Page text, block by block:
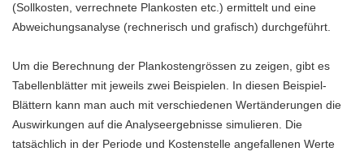
(Sollkosten, verrechnete Plankosten etc.) ermittelt und eine
Abweichungsanalyse (rechnerisch und grafisch) durchgeführt.
Um die Berechnung der Plankostengrössen zu zeigen, gibt es
Tabellenblätter mit jeweils zwei Beispielen. In diesen Beispiel-
Blättern kann man auch mit verschiedenen Wertänderungen die
Auswirkungen auf die Analyseergebnisse simulieren. Die
tatsächlich in der Periode und Kostenstelle angefallenen Werte